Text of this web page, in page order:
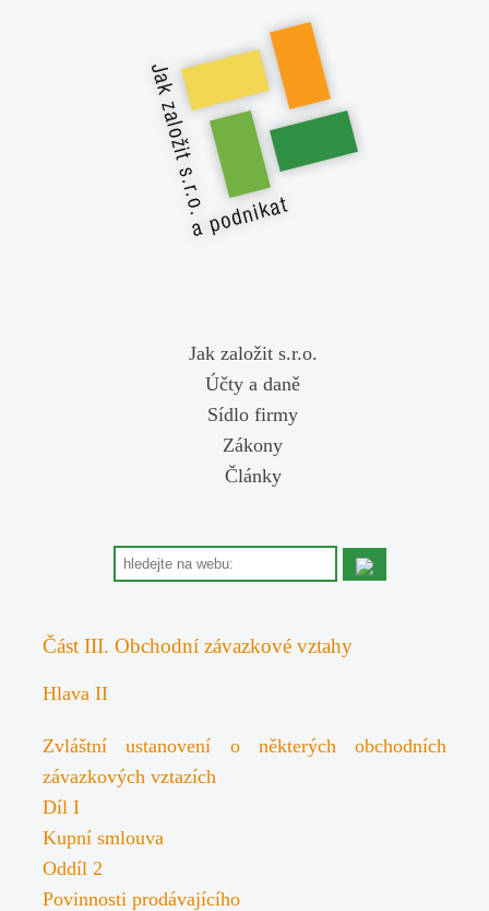
Jak založit s.r.o.
Účty a daně
Sídlo firmy
Zákony
Články
Část III. Obchodní závazkové vztahy
Hlava II
Zvláštní ustanovení o některých obchodních
závazkových vztazích
Díl I
Kupní smlouva
Oddíl 2
Povinnosti prodávajícího